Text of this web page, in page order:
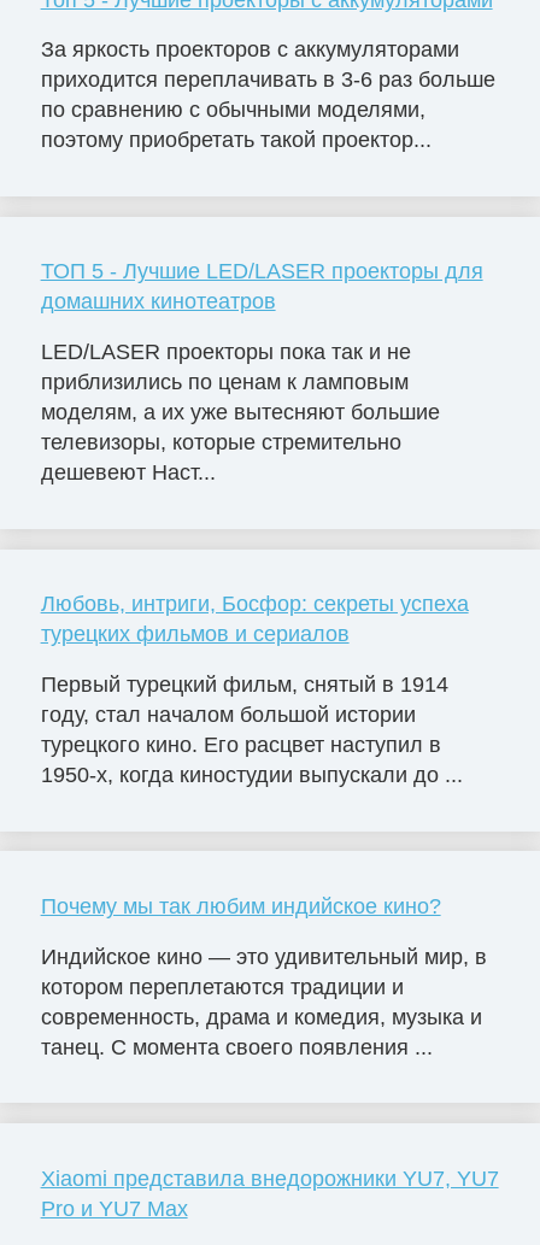
За яркость проекторов с аккумуляторами
приходится переплачивать в 3-6 раз больше
по сравнению с обычными моделями,
поэтому приобретать такой проектор...
ТОП 5 - Лучшие LED/LASER проекторы для
домашних кинотеатров
LED/LASER проекторы пока так и не
приблизились по ценам к ламповым
моделям, а их уже вытесняют большие
телевизоры, которые стремительно
дешевеют Наст...
Любовь, интриги, Босфор: секреты успеха
турецких фильмов и сериалов
Первый турецкий фильм, снятый в 1914
году, стал началом большой истории
турецкого кино. Его расцвет наступил в
1950-х, когда киностудии выпускали до ...
Почему мы так любим индийское кино?
Индийское кино — это удивительный мир, в
котором переплетаются традиции и
современность, драма и комедия, музыка и
танец. С момента своего появления ...
Xiaomi представила внедорожники YU7, YU7
Pro и YU7 Max